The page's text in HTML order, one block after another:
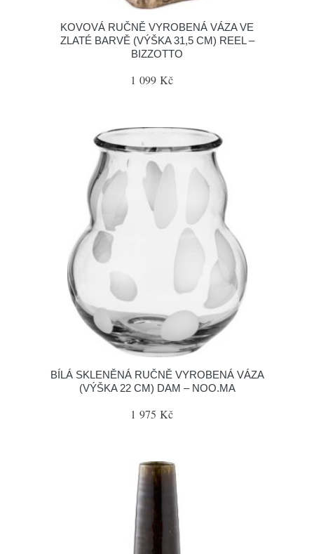
KOVOVÁ RUČNĚ VYROBENÁ VÁZA VE
ZLATÉ BARVĚ (VÝŠKA 31,5 CM) REEL –
BIZZOTTO
1 099 Kč
BÍLÁ SKLENĚNÁ RUČNĚ VYROBENÁ VÁZA
(VÝŠKA 22 CM) DAM – NOO.MA
1 975 Kč